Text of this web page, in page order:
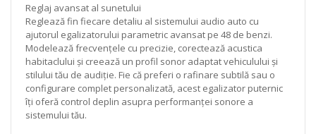
Reglaj avansat al sunetului
Reglează fin fiecare detaliu al sistemului audio auto cu
ajutorul egalizatorului parametric avansat pe 48 de benzi.
Modelează frecvențele cu precizie, corectează acustica
habitaclului și creează un profil sonor adaptat vehiculului și
stilului tău de audiție. Fie că preferi o rafinare subtilă sau o
configurare complet personalizată, acest egalizator puternic
îți oferă control deplin asupra performanței sonore a
sistemului tău.